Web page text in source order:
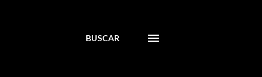
BUSCAR